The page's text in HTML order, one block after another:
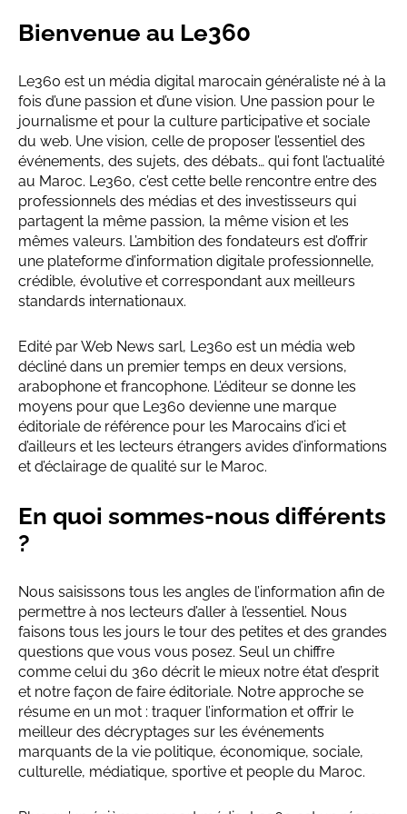
Bienvenue au Le360
Le360 est un média digital marocain généraliste né à la
fois d’une passion et d’une vision. Une passion pour le
journalisme et pour la culture participative et sociale
du web. Une vision, celle de proposer l’essentiel des
événements, des sujets, des débats… qui font l’actualité
au Maroc. Le360, c’est cette belle rencontre entre des
professionnels des médias et des investisseurs qui
partagent la même passion, la même vision et les
mêmes valeurs. L’ambition des fondateurs est d’offrir
une plateforme d’information digitale professionnelle,
crédible, évolutive et correspondant aux meilleurs
standards internationaux.
Edité par Web News sarl, Le360 est un média web
décliné dans un premier temps en deux versions,
arabophone et francophone. L’éditeur se donne les
moyens pour que Le360 devienne une marque
éditoriale de référence pour les Marocains d’ici et
d’ailleurs et les lecteurs étrangers avides d’informations
et d’éclairage de qualité sur le Maroc.
En quoi sommes-nous différents
?
Nous saisissons tous les angles de l’information afin de
permettre à nos lecteurs d’aller à l’essentiel. Nous
faisons tous les jours le tour des petites et des grandes
questions que vous vous posez. Seul un chiffre
comme celui du 360 décrit le mieux notre état d’esprit
et notre façon de faire éditoriale. Notre approche se
résume en un mot : traquer l’information et offrir le
meilleur des décryptages sur les événements
marquants de la vie politique, économique, sociale,
culturelle, médiatique, sportive et people du Maroc.